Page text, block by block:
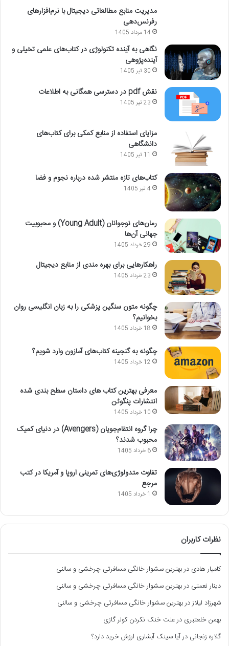
مدیریت منابع مطالعاتی دیجیتال با نرم‌افزارهای
رفرنس‌دهی
14 مرداد 1405
نگاهی به آینده تکنولوژی در کتاب‌های علمی تخیلی و
آینده‌پژوهی
30 تیر 1405
نقش pdf در دسترسی همگانی به اطلاعات
23 تیر 1405
مزایای استفاده از منابع کمکی برای کتاب‌های
دانشگاهی
11 تیر 1405
کتاب‌های تازه منتشر شده درباره نجوم و فضا
4 تیر 1405
رمان‌های نوجوانان (Young Adult) و محبوبیت
جهانی آن‌ها
29 خرداد 1405
راهکارهایی برای بهره مندی از منابع دیجیتال
23 خرداد 1405
چگونه متون سنگین پزشکی را به زبان انگلیسی روان
بخوانیم؟
18 خرداد 1405
چگونه به گنجینه کتاب‌های آمازون وارد شویم؟
12 خرداد 1405
معرفی بهترین کتاب های داستان سطح بندی شده
انتشارات پنگوئن
10 خرداد 1405
چرا گروه انتقام‌جویان (Avengers) در دنیای کمیک
محبوب شدند؟
6 خرداد 1405
تفاوت متدولوژی‌های تمرینی اروپا و آمریکا در کتب
مرجع
1 خرداد 1405
نظرات کاربران
کامیار هادی دربهترین سشوار خانگی مسافرتی چرخشی و سالنی
دینار نعمتی دربهترین سشوار خانگی مسافرتی چرخشی و سالنی
شهرزاد لیلازدربهترین سشوار خانگی مسافرتی چرخشی و سالنی
بهمن خلعتبری درعلت خنک نکردن کولر گازی
گلاره زنجانی درآیا سینک آبشاری ارزش خرید دارد؟